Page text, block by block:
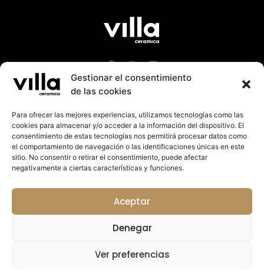
Gestionar el consentimiento
de las cookies
Para ofrecer las mejores experiencias, utilizamos tecnologías como las
cookies para almacenar y/o acceder a la información del dispositivo. El
consentimiento de estas tecnologías nos permitirá procesar datos como
el comportamiento de navegación o las identificaciones únicas en este
sitio. No consentir o retirar el consentimiento, puede afectar
negativamente a ciertas características y funciones.
Aceptar
Denegar
Ver preferencias
Villa Cerámica 2023 |Aviso Legal|Política Cookies
|Política de Privacidad
Suport a la promoció exterior de la Comunitat
Valenciana 2023. Import rebut: 27.125,14€